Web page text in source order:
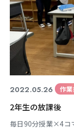
2022.05.26 作
2年生の放課後
毎日90分授業×4コ